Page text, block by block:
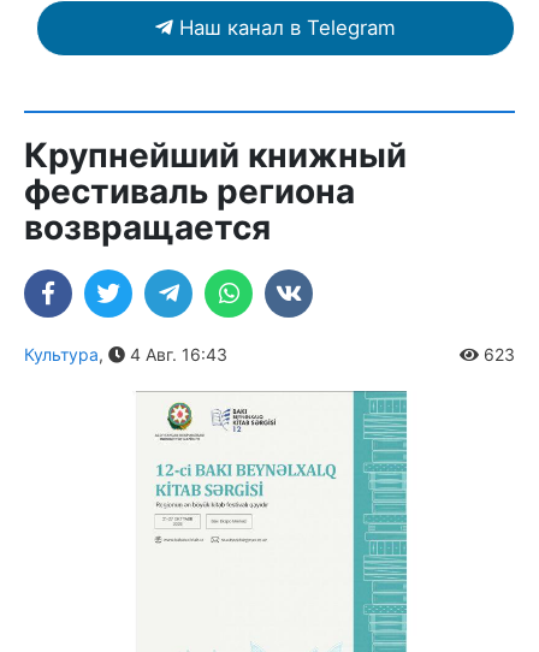
Наш канал в Telegram
Крупнейший книжный
фестиваль региона
возвращается
Культура, 4 Авг. 16:43 623